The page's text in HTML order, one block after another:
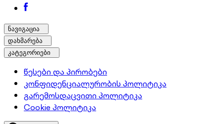
ნავიგაცია
დახმარება
კატეგორიები
წესები და პირობები
კონფიდენციალურობის პოლიტიკა
გარემოსდაცვითი პოლიტიკა
Cookie პოლიტიკა